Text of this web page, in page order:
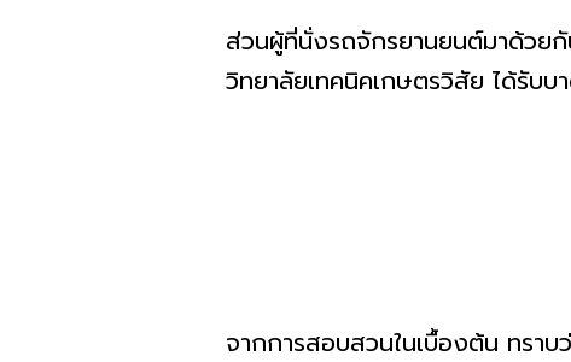
ส่วนผู้ที่นั่งรถจักรยานยนต์มาด้วย
วิทยาลัยเทคนิคเกษตรวิสัย ได้รับ
จากการสอบสวนในเบื้องต้น ทรา